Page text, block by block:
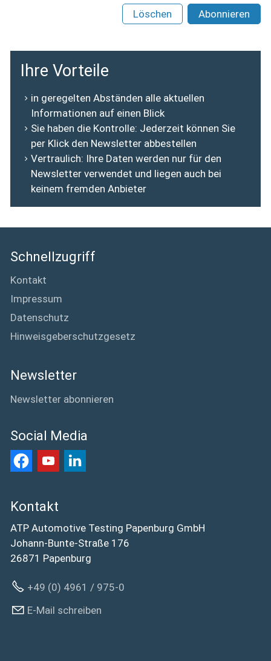
Löschen Abonnieren
Ihre Vorteile
in geregelten Abständen alle aktuellen
Informationen auf einen Blick
Sie haben die Kontrolle: Jederzeit können Sie
per Klick den Newsletter abbestellen
Vertraulich: Ihre Daten werden nur für den
Newsletter verwendet und liegen auch bei
keinem fremden Anbieter
Schnellzugriff
Kontakt
Impressum
Datenschutz
Hinweisgeberschutzgesetz
Newsletter
Newsletter abonnieren
Social Media
Kontakt
ATP Automotive Testing Papenburg GmbH
Johann-Bunte-Straße 176
26871 Papenburg
+49 (0) 4961 / 975-0
E-Mail schreiben